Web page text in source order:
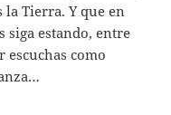
la Tierra. Y que en
siga estando, entre
escuchas como